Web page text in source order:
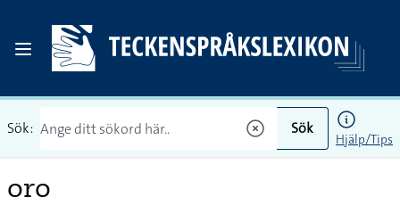
Sök: Sök
Hjälp/Tips
oro